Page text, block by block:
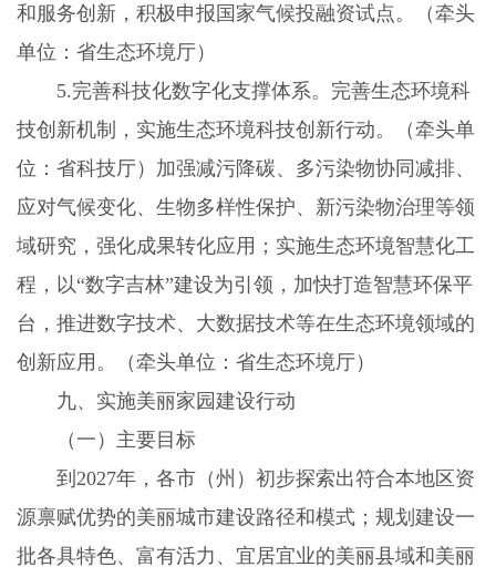
和服务创新，积极申报国家气候投融资试点。（牵头
单位：省生态环境厅）
5.完善科技化数字化支撑体系。完善生态环境科
技创新机制，实施生态环境科技创新行动。（牵头单
位：省科技厅）加强减污降碳、多污染物协同减排、
应对气候变化、生物多样性保护、新污染物治理等领
域研究，强化成果转化应用；实施生态环境智慧化工
程，以“数字吉林”建设为引领，加快打造智慧环保平
台，推进数字技术、大数据技术等在生态环境领域的
创新应用。（牵头单位：省生态环境厅）
九、实施美丽家园建设行动
（一）主要目标
到 2027年，各市（州）初步探索出符合本地区资
源禀赋优势的美丽城市建设路径和模式；规划建设一
批各具特色、富有活力、宜居宜业的美丽县域和美丽